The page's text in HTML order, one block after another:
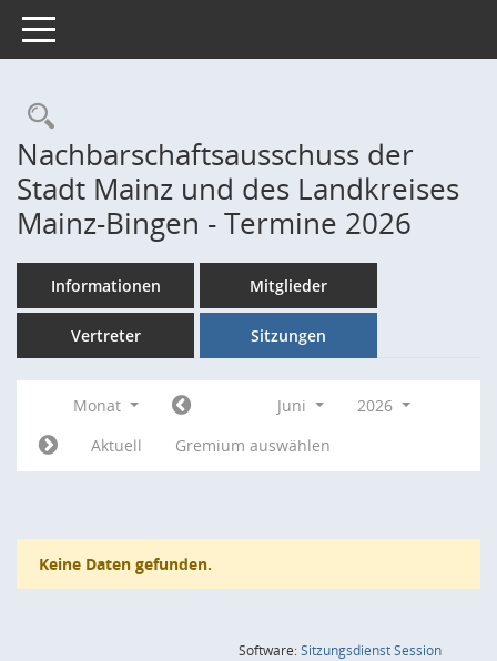
Toggle navigation
Rechercheauswahl
Nachbarschaftsausschuss der
Stadt Mainz und des Landkreises
Mainz-Bingen - Termine 2026
Informationen Mitglieder
Vertreter Sitzungen
Monat Juni
2026
Aktuell
Gremium auswählen
Keine Daten gefunden.
Software:SitzungsdienstSession(Wird in